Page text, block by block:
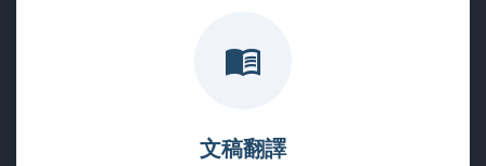
文稿翻譯